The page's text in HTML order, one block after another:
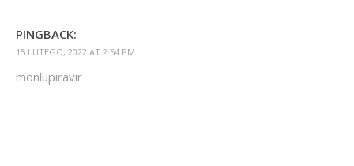
PINGBACK:
15 LUTEGO, 2022 AT 2:54 PM
monlupiravir